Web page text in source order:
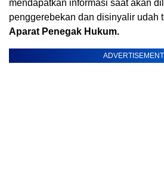
mendapatkan informasi saat akan
penggerebekan dan disinyalir udah
Aparat Penegak Hukum.
ADVERTISEMENT